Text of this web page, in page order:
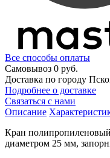
Все способы оплаты
Самовывоз 0 руб.
Доставка по городу
Подробнее о доставке
Связаться с нами
Описание
Кран
диаметром 25 мм,